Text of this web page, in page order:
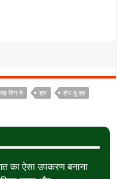
चिंग ते हार होउ यू-इह
का ऐसा उपकरण बनाना